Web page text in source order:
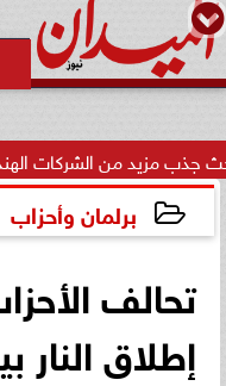
الشركات الهندية للسوق
برلمان وأحزاب
تحالف
إطلاق النار